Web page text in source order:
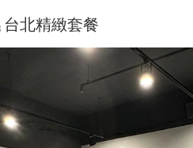
台北精緻套餐